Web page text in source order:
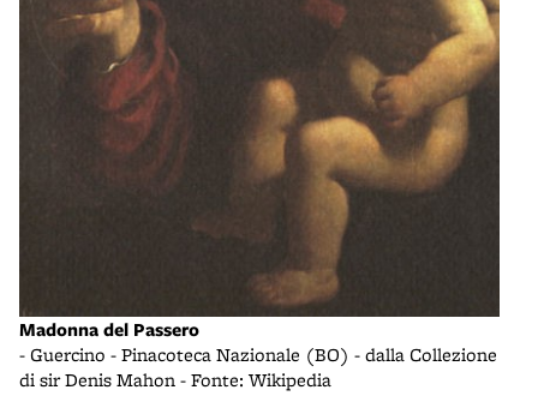
Madonna del Passero
- Guercino - Pinacoteca Nazionale (BO) - dalla Collezione
di sir Denis Mahon - Fonte: Wikipedia